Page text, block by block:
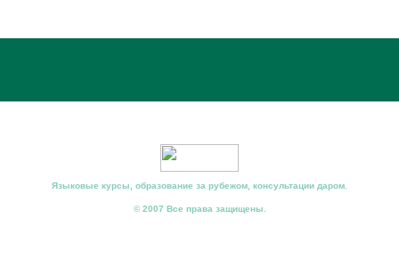
Языковые курсы, образование за рубежом, консультации даром.
© 2007 Все права защищены.